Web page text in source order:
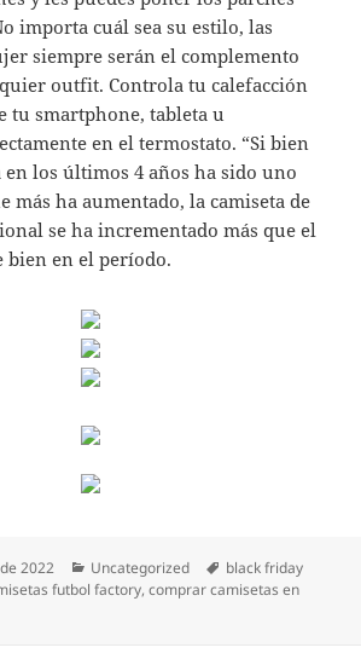
importa cuál sea su estilo, las
siempre serán el complemento
outfit. Controla tu calefacción
tu smartphone, tableta u
en el termostato. “Si bien
los últimos 4 años ha sido uno
más ha aumentado, la camiseta de
se ha incrementado más que el
bien en el período.
2022 Categorías
Uncategorized Etiquetas
black friday
futbol factory,comprar camisetas en